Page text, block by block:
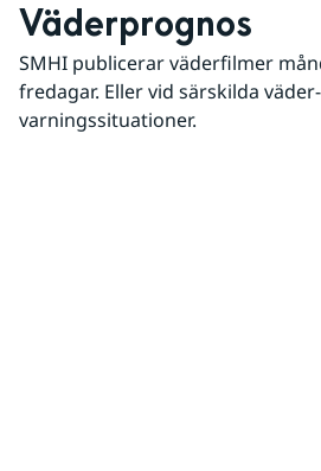
Väderprognos
SMHI publicerar väderfilmer
fredagar. Eller vid särskilda
varningssituationer.